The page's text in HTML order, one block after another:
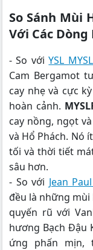
So Sánh Mùi
Với Các
- So vớiYSL
Cam Bergamot
cay nhẹ và cực
hoàn cảnh.
cay nồng, ngọt
và Hổ Phách. Nó
tối và thời tiết
sâu hơn.
- So với Jean
đều là những
quyến rũ với
hương Bạch Đậu
ứng phấn mịn,